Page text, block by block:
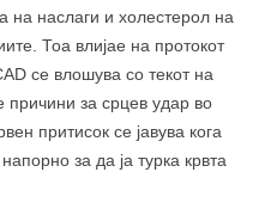
на наслаги и холестерол на
Тоа влијае на протокот
се влошува со текот на
причини за срцев удар во
притисок се јавува кога
за да ја турка крвта